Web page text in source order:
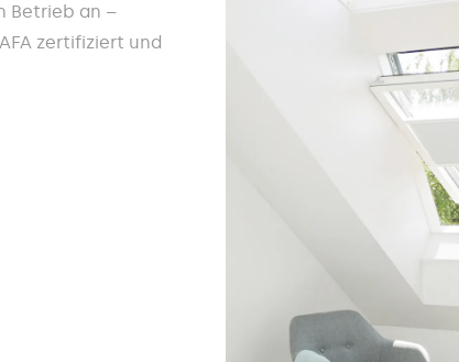
Betrieb an –
zertifiziert und